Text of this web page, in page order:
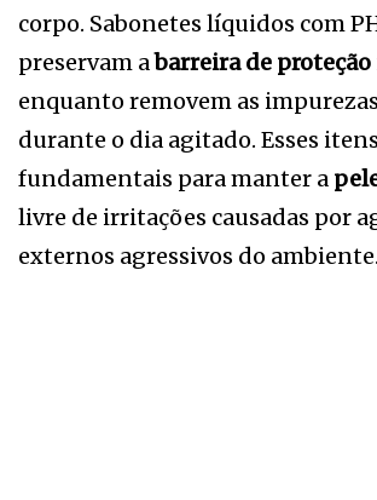
corpo. Sabonetes líquidos com
preservam abarreira de proteção
enquanto removem as
durante o dia agitado. Esses
fundamentais para manter a
livre de irritações causadas por
externos agressivos do ambiente.